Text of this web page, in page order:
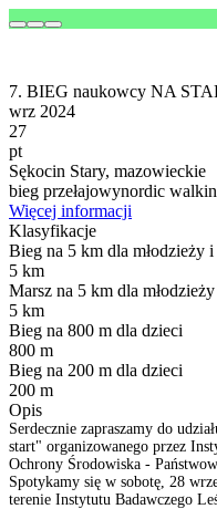
7. BIEG naukowcy NA
wrz 2024
27
pt
Sękocin Stary, mazowieckie
bieg przełajowynordic
Więcej informacji
Klasyfikacje
Bieg na 5 km dla młodzieży i
5 km
Marsz na 5 km dla
5 km
Bieg na 800 m dla dzieci
800 m
Bieg na 200 m dla dzieci
200 m
Opis
Serdecznie zapraszamy do
start" organizowanego przez
Ochrony Środowiska -
Spotykamy się w sobotę, 28
terenie Instytutu Badawczego